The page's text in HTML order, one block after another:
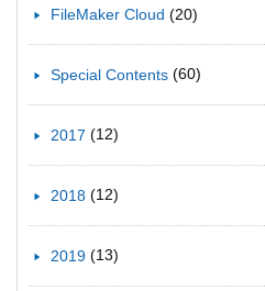
FileMaker Cloud (20)
Special Contents (60)
2017 (12)
2018 (12)
2019 (13)